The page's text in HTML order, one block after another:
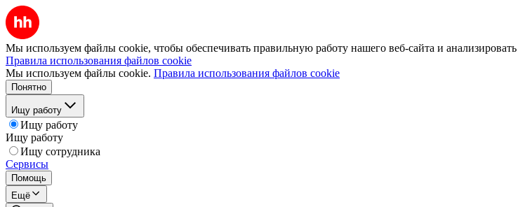
Мы используем файлы cookie, чтобы обеспечивать правильную работу нашего веб-сайта и анализировать
Правила использования файлов cookie
Мы используем файлы cookie. Правила использования файлов cookie
Понятно
Ищу работу
Ищу работу
Ищу работу
Ищу сотрудника
Сервисы
Помощь
Ещё